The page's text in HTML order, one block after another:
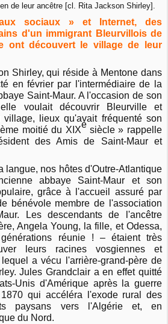
de leur ancêtre [cl. Rita Jackson Shirley].
sociaux » et Internet, des
d'un immigrant Bleurvillois de
ont découvert le village de leur
Shirley, qui réside à Mentone dans
en février par l'intermédiaire de la
Saint-Maur. A l'occasion de son
voulait découvrir Bleurville et
village, lieux qu'avait fréquenté son
moitié du XIXe siècle » rappelle
des Amis de Saint-Maur et
langue, nos hôtes d'Outre-Atlantique
abbaye Saint-Maur et son
grâce à l'accueil assuré par
bénévole membre de l'association
Les descendants de l'ancêtre
Angela Young, la fille, et Odessa,
réunie ! – étaient très
leurs racines vosgiennes et
lequel a vécu l'arrière-grand-père de
Jules Grandclair a en effet quitté
Unis d'Amérique après la guerre
qui accéléra l'exode rural des
paysans vers l'Algérie et, en
du Nord.